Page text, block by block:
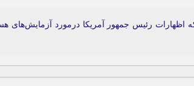
اظهارات رئیس جمهور آمریکا درمورد آزمایش‌های